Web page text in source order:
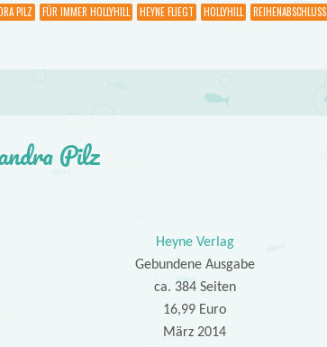
PILZ FÜR IMMER HOLLYHILL HEYNE FLIEGT HOLLYHILL
REIHENABSCHLUSS
Pilz
Heyne Verlag
Gebundene Ausgabe
ca. 384 Seiten
16,99 Euro
März 2014